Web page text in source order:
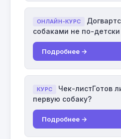
ОНЛАЙН-КУРС
собаками не по-детски
Подробнее →
КУРС
Чек-листГотов
первую собаку?
Подробнее →